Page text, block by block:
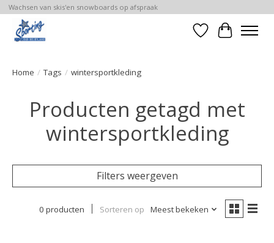
Wachsen van skis'en snowboards op afspraak
Verlanglijst
Home / Tags / wintersportkleding
Producten getagd met
wintersportkleding
Filters weergeven
0 producten Sorteren op Meest bekeken